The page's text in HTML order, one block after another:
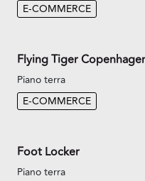
E-COMMERCE
Flying Tiger
Piano terra
E-COMMERCE
Foot Locker
Piano terra